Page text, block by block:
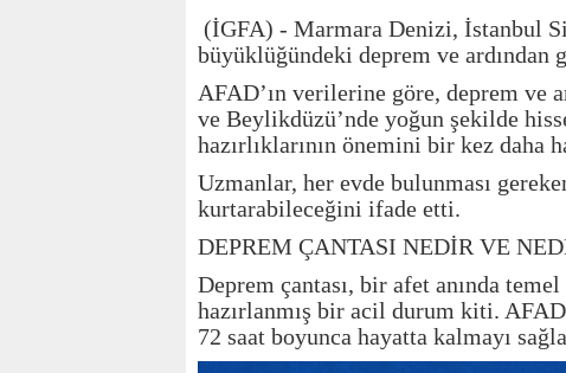
(İGFA) - Marmara Denizi, İstanbul
büyüklüğündeki deprem ve ardından
AFAD’ın verilerine göre, deprem ve
ve Beylikdüzü’nde yoğun şekilde
hazırlıklarının önemini bir kez daha
Uzmanlar, her evde bulunması
kurtarabileceğini ifade etti.
DEPREM ÇANTASI NEDİR VE
Deprem çantası, bir afet anında
hazırlanmış bir acil durum kiti.
72 saat boyunca hayatta kalmayı